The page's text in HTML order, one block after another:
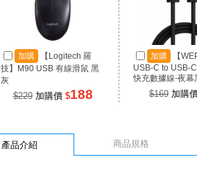
加購
【Logitech 羅
技】M90 USB 有線滑鼠 黑
灰
$229加購價 $188
加購
【
USB-C to USB-
快充數據線-夜幕
$169 加購
產品介紹 商品規格